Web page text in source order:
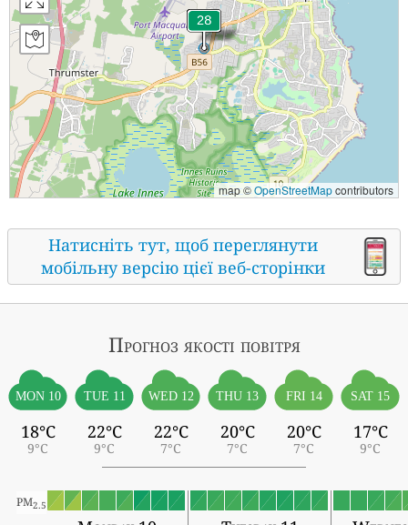
map ©OpenStreetMapcontributors
Натисніть тут, щоб переглянути
мобільну версію цієї веб-сторінки
Прогноз якості повітря
MON 10
18°C
9°C
TUE 11
22°C
9°C
WED 12
22°C
7°C
THU 13
20°C
7°C
FRI 14
20°C
7°C
SAT 15
17°C
9°C
PM2.5